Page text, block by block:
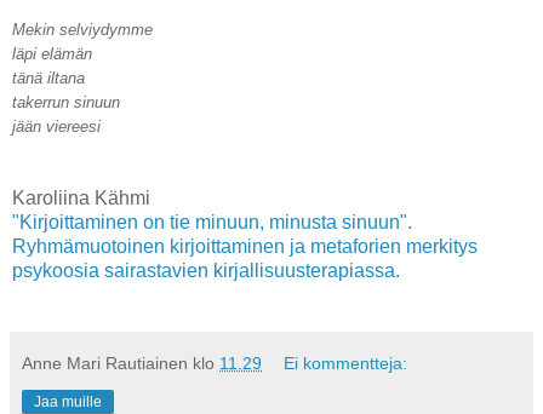
Mekin selviydymme
läpi elämän
tänä iltana
takerrun sinuun
jään viereesi
Karoliina Kähmi
"Kirjoittaminen on tie minuun, minusta sinuun".
Ryhmämuotoinen kirjoittaminen ja metaforien merkitys
psykoosia sairastavien kirjallisuusterapiassa.
Anne Mari Rautiainen klo 11.29 Ei kommentteja:
Jaa muille